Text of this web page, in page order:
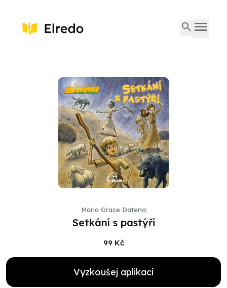
Maria Grace Dateno
Setkání s pastýři
99 Kč
Vyzkoušej aplikaci